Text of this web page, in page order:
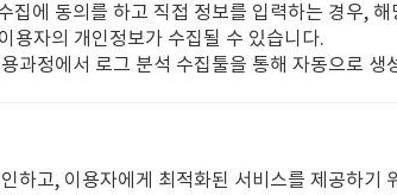
에 동의를 하고 직접 정보를 입력하는 경우,
용자의 개인정보가 수집될 수 있습니다.
정에서 로그 분석 수집툴을 통해 자동으로 생
하고, 이용자에게 최적화된 서비스를 제공하기